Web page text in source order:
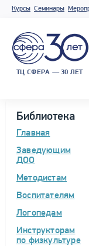
Курсы Семинары
ТЦ СФЕРА — 30 ЛЕТ
Библиотека
Главная
Заведующим
ДОО
Методистам
Воспитателям
Логопедам
Инструкторам
по физкультуре